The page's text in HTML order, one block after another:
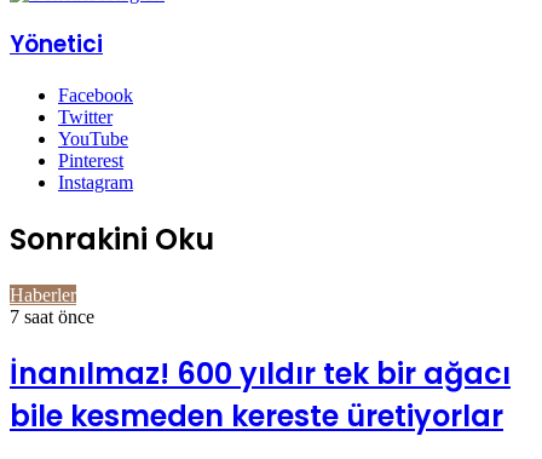
Yönetici
Facebook
Twitter
YouTube
Pinterest
Instagram
Sonrakini Oku
Haberler
7 saat önce
İnanılmaz! 600 yıldır tek bir ağacı
bile kesmeden kereste üretiyorlar